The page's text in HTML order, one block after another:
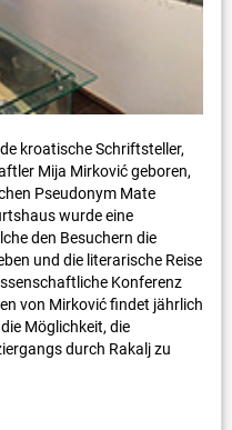
kroatische Schriftsteller,
Mija Mirković geboren,
Pseudonym Mate
wurde eine
den Besuchern die
und die literarische Reise
Konferenz
von Mirković findet jährlich
Möglichkeit, die
durch Rakalj zu